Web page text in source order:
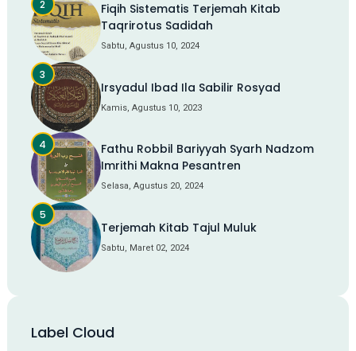
Fiqih Sistematis Terjemah Kitab
Taqrirotus Sadidah
Sabtu, Agustus 10, 2024
Irsyadul Ibad Ila Sabilir Rosyad
Kamis, Agustus 10, 2023
Fathu Robbil Bariyyah Syarh Nadzom
Imrithi Makna Pesantren
Selasa, Agustus 20, 2024
Terjemah Kitab Tajul Muluk
Sabtu, Maret 02, 2024
Label Cloud